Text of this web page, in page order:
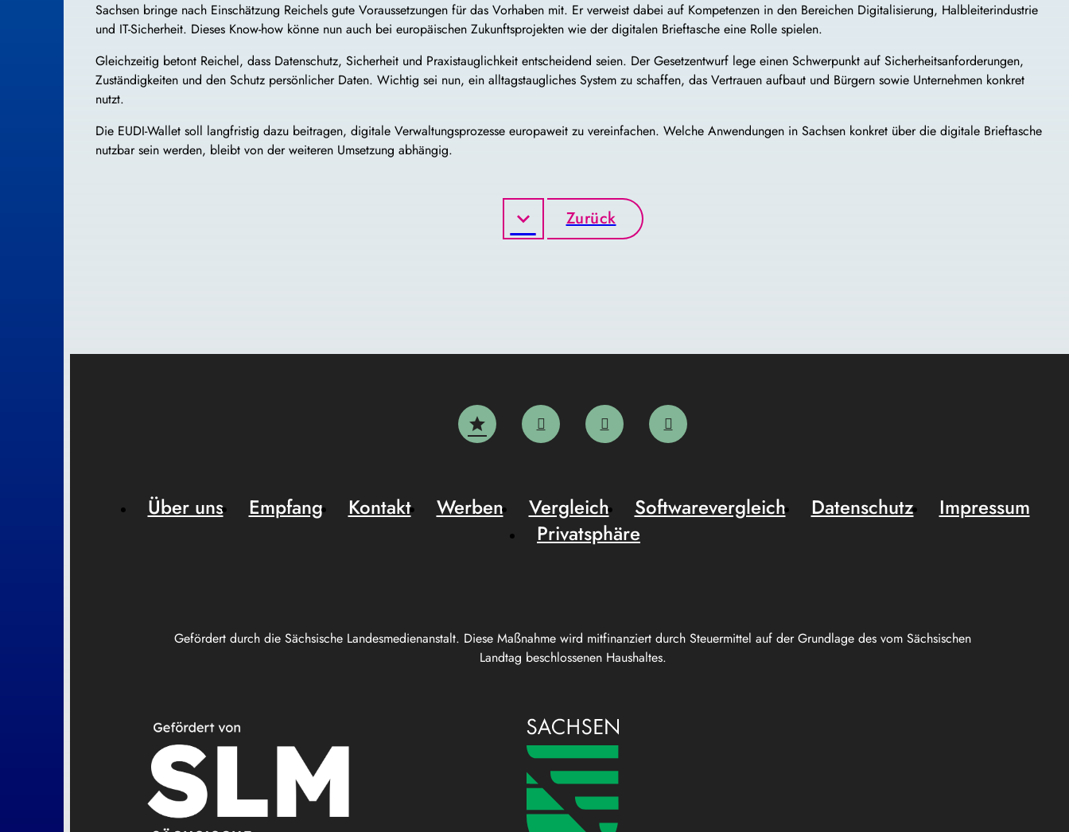
Sachsen bringe nach Einschätzung Reichels gute Voraussetzungen für das Vorhaben mit. Er verweist dabei auf Kompetenzen in den Bereichen Digitalisierung, Halbleiterindustrie
und IT-Sicherheit. Dieses Know-how könne nun auch bei europäischen Zukunftsprojekten wie der digitalen Brieftasche eine Rolle spielen.
Gleichzeitig betont Reichel, dass Datenschutz, Sicherheit und Praxistauglichkeit entscheidend seien. Der Gesetzentwurf lege einen Schwerpunkt auf Sicherheitsanforderungen,
Zuständigkeiten und den Schutz persönlicher Daten. Wichtig sei nun, ein alltagstaugliches System zu schaffen, das Vertrauen aufbaut und Bürgern sowie Unternehmen konkret
nutzt.
Die EUDI-Wallet soll langfristig dazu beitragen, digitale Verwaltungsprozesse europaweit zu vereinfachen. Welche Anwendungen in Sachsen konkret über die digitale Brieftasche
nutzbar sein werden, bleibt von der weiteren Umsetzung abhängig.
Zurück
Gefördert durch die Sächsische Landesmedienanstalt. Diese Maßnahme wird mitfinanziert durch Steuermittel auf der Grundlage des vom Sächsischen
Landtag beschlossenen Haushaltes.
Über uns Empfang Kontakt Werben Vergleich Softwarevergleich Datenschutz
Impressum
Privatsphäre